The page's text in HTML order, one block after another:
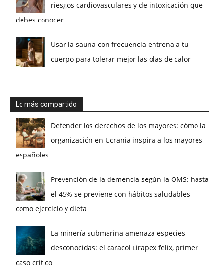
riesgos cardiovasculares y de intoxicación que
debes conocer
Usar la sauna con frecuencia entrena a tu
cuerpo para tolerar mejor las olas de calor
Lo más compartido
Defender los derechos de los mayores: cómo la
organización en Ucrania inspira a los mayores
españoles
Prevención de la demencia según la OMS: hasta
el 45% se previene con hábitos saludables
como ejercicio y dieta
La minería submarina amenaza especies
desconocidas: el caracol Lirapex felix, primer
caso crítico